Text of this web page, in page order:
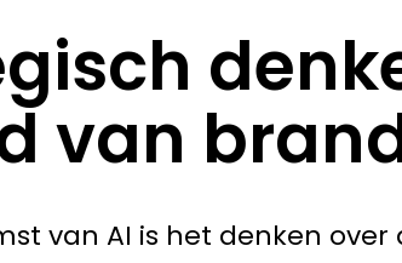
van
van AI is het denken